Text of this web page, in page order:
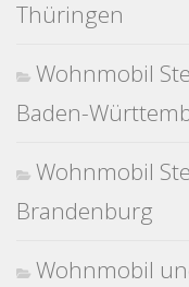
Thüringen
Wohnmobil
Baden-
Wohnmobil
Brandenburg
Wohnmobil